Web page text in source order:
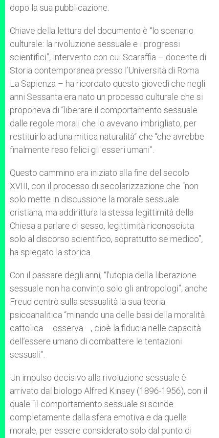
dopo la sua pubblicazione.
Chiave della lettura del documento è “lo scenario
culturale: la rivoluzione sessuale e i progressi
scientifici”, intervento con cui Scaraffia – docente di
Storia contemporanea presso l’Università di Roma
La Sapienza – ha ricordato questo giovedì che negli
anni Sessanta era nato un processo culturale che si
proponeva di “liberare il comportamento sessuale
dalle regole morali che lo avevano imbrigliato, per
restituirlo ad una mitica naturalità” che “che avrebbe
finalmente reso felici gli esseri umani”.
Questo cammino era iniziato alla fine del secolo
XVIII, con il processo di secolarizzazione che “non
solo mette in discussione la morale sessuale
cristiana, ma addirittura la stessa legittimità della
Chiesa a parlare di sesso, legittimità riconosciuta
solo al discorso scientifico, soprattutto se medico”,
ha spiegato la storica.
Con il passare degli anni, “l’utopia della liberazione
sessuale non ha convinto solo gli antropologi”; anche
Freud centrò sulla sessualità la sua teoria
psicoanalitica “minando una delle basi della moralità
cattolica – osserva –, cioè la fiducia nelle capacità
dell’essere umano di combattere le tentazioni
sessuali”.
Un impulso decisivo alla rivoluzione sessuale è
arrivato dal biologo Alfred Kinsey (1896-1956), con il
quale “il comportamento sessuale si scinde
completamente dalla sfera emotiva e da quella
morale, per essere considerato solo dal punto di